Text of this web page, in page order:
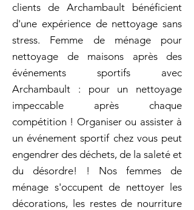
clients de Archambault bénéficient
d'une expérience de nettoyage sans
stress. Femme de ménage pour
nettoyage de maisons après des
événements sportifs avec
Archambault : pour un nettoyage
impeccable après chaque
compétition ! Organiser ou assister à
un événement sportif chez vous peut
engendrer des déchets, de la saleté et
du désordre! ! Nos femmes de
ménage s'occupent de nettoyer les
décorations, les restes de nourriture